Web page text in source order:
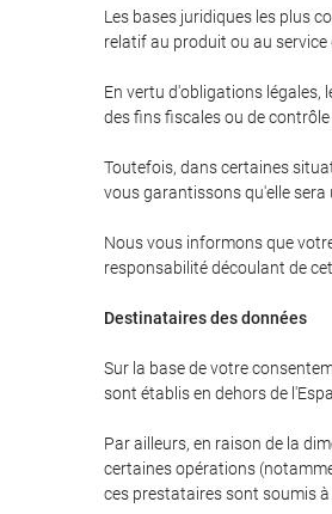
Les bases juridiques les plus
relatif au produit ou au service
En vertu d'obligations légales,
des fins fiscales ou de
Toutefois, dans certaines
vous garantissons qu'elle sera
Nous vous informons que
responsabilité découlant de
Destinataires des données
Sur la base de votre
sont établis en dehors de
Par ailleurs, en raison de la
certaines opérations
ces prestataires sont soumis